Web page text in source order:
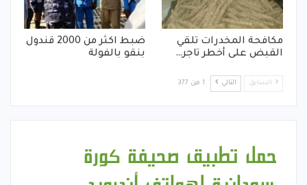
مكافحة المخدرات تلقي
القبض على أخطر تاجر…
ضبط اكثر من 2000 قندول
بنقو بالفولة
السابق التالي 1 من 377